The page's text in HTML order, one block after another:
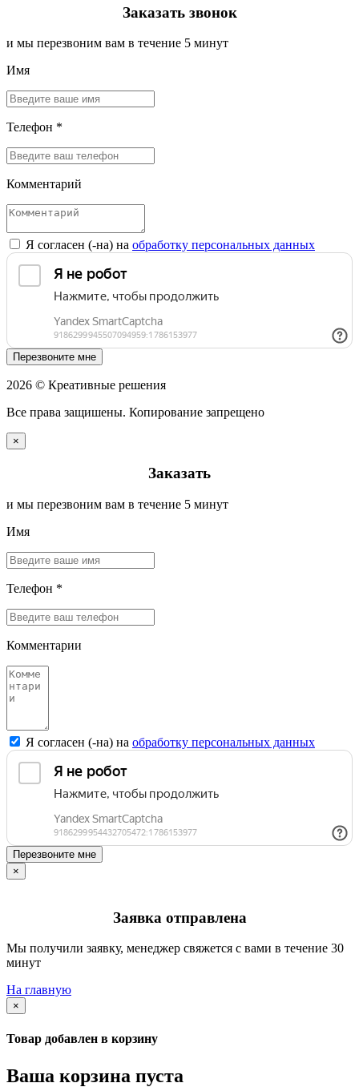
Заказать звонок
и мы перезвоним вам в течение 5 минут
Имя
Телефон *
Комментарий
Я согласен (-на) на обработку персональных данных
Перезвоните мне
2026 © Креативные решения
Все права защишены. Копирование запрещено
×
Заказать
и мы перезвоним вам в течение 5 минут
Имя
Телефон *
Комментарии
Я согласен (-на) на обработку персональных данных
Перезвоните мне
×
Заявка отправлена
Мы получили заявку, менеджер свяжется с вами в течение 30
минут
На главную
×
Товар добавлен в корзину
Ваша корзина пуста